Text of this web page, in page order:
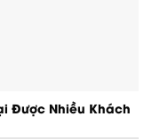
Được Nhiều Khách